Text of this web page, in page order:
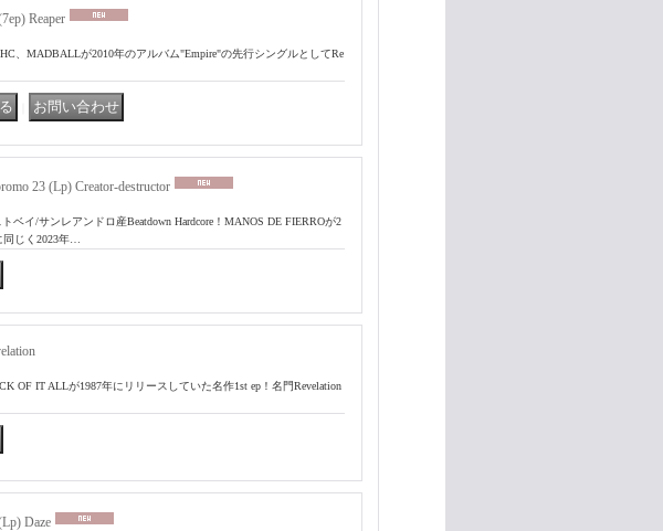
Reaper
、MADBALLが2010年のアルバム"Empire"の先行シングルとしてRe
23 (Lp) Creator-destructor
ベイ/サンレアンドロ産Beatdown Hardcore！MANOS DE FIERROが2
じく2023年…
OF IT ALLが1987年にリリースしていた名作1st ep！名門Revelation
Daze